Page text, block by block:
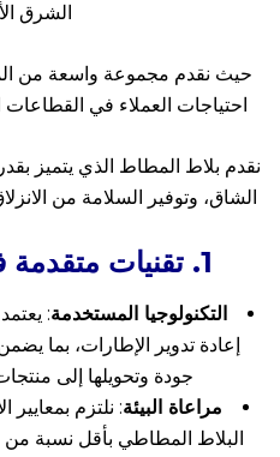
الشرق
حيث نقدم مجموعة واسعة من
احتياجات العملاء في القطاعات
نقدم بلاط المطاط الذي يتميز
الشاق، وتوفير السلامة من
1. تقنيات متقدمة
التكنولوجيا المستخدمة:
إعادة تدوير الإطارات، بما
جودة وتحويلها إلى
مراعاة البيئة: نلتزم بمعايير
البلاط المطاطي بأقل نسبة من